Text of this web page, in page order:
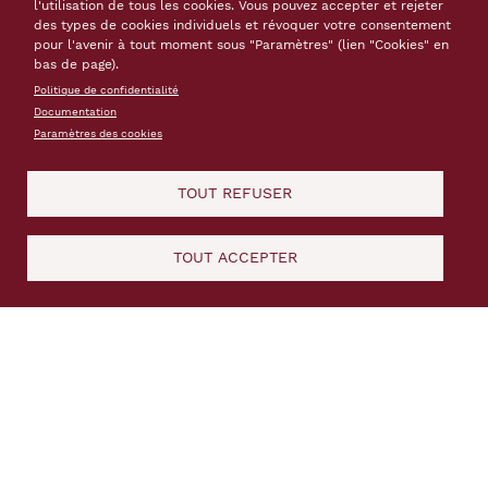
l'utilisation de tous les cookies. Vous pouvez accepter et rejeter
des types de cookies individuels et révoquer votre consentement
pour l'avenir à tout moment sous "Paramètres" (lien "Cookies" en
bas de page).
Politique de confidentialité
Documentation
Paramètres des cookies
TOUT REFUSER
TOUT ACCEPTER